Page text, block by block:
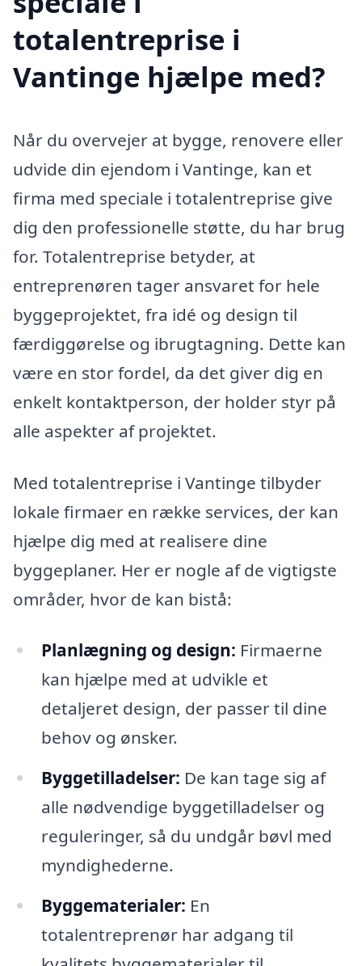
totalentreprise i
Vantinge hjælpe med?
Når du overvejer at bygge, renovere eller
udvide din ejendom i Vantinge, kan et
firma med speciale i totalentreprise give
dig den professionelle støtte, du har brug
for. Totalentreprise betyder, at
entreprenøren tager ansvaret for hele
byggeprojektet, fra idé og design til
færdiggørelse og ibrugtagning. Dette kan
være en stor fordel, da det giver dig en
enkelt kontaktperson, der holder styr på
alle aspekter af projektet.
Med totalentreprise i Vantinge tilbyder
lokale firmaer en række services, der kan
hjælpe dig med at realisere dine
byggeplaner. Her er nogle af de vigtigste
områder, hvor de kan bistå:
Planlægning og design: Firmaerne
kan hjælpe med at udvikle et
detaljeret design, der passer til dine
behov og ønsker.
Byggetilladelser: De kan tage sig af
alle nødvendige byggetilladelser og
reguleringer, så du undgår bøvl med
myndighederne.
Byggematerialer: En
totalentreprenør har adgang til